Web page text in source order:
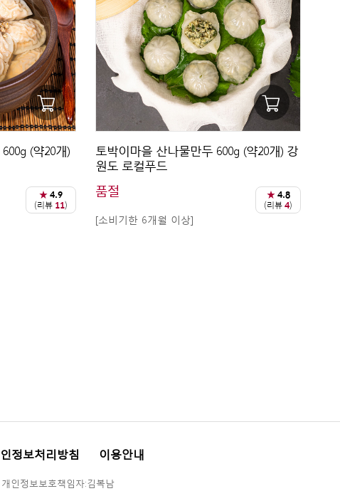
(약20개)
★4.9
(리뷰 11)
토박이마을 산나물만두 600g (약20개) 강
원도 로컬푸드
품절 ★4.8
(리뷰4)
[소비기한 6개월 이상]
정보처리방침 이용안내
인정보보호책임자:김복남